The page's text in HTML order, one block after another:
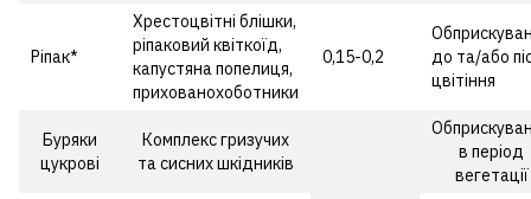
Ріпак*
Хрестоцвітні блішки,
ріпаковий квіткоїд,
капустяна попелиця,
прихованохоботники
0,15-0,2
до та/або
цвітіння
Буряки
цукрові
Комплекс гризучих
та сисних шкідників
в період
вегетації